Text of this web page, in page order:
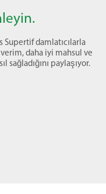
Supertif damlatıcılarla
daha iyi mahsul ve
paylaşıyor.